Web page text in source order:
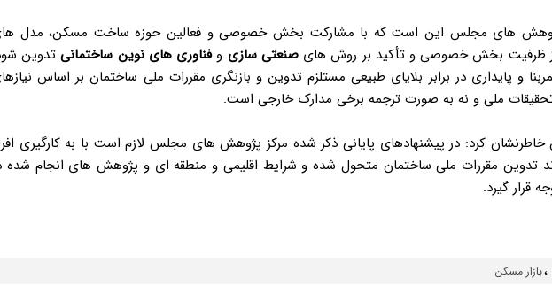
پژوهش های مجلس این است که با مشارکت بخش خصوصی و فعالین حوزه ساخت مسکن، مدل
از ظرفیت بخش خصوصی و تأکید بر روش هایصنعتی سازی وفناوری های نوین ساختمانیتدوین
و پایداری در برابر بلایای طبیعی مستلزم تدوین و بازنگری مقررات ملی ساختمان بر اساس
ملی و نه به صورت ترجمه برخی مدارک خارجی است.
کرد: در پیشنهادهای پایانی ذکر شده مرکز پژوهش های مجلس لازم است با به کارگیری
تدوین مقررات ملی ساختمان متحول شده و شرایط اقلیمی و منطقه ای و پژوهش های انجام شده
قرار گیرد.
،بازار مسکن